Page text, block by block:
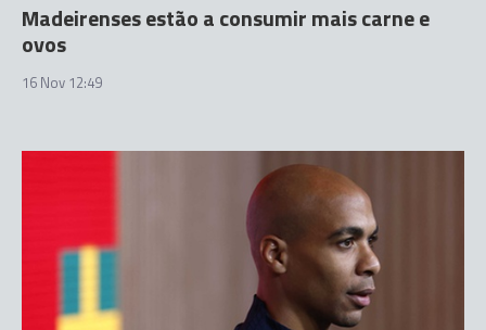
Madeirenses estão a consumir mais carne e
ovos
16 Nov 12:49